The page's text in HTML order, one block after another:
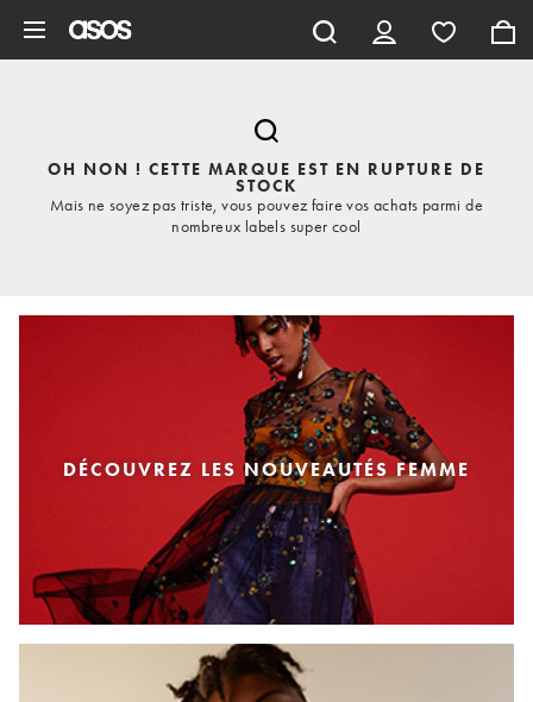
OH NON ! CETTE MARQUE EST EN RUPTURE DE
STOCK
Mais ne soyez pas triste, vous pouvez faire vos achats parmi de
nombreux labels super cool
DÉCOUVREZ LES NOUVEAUTÉS FEMME